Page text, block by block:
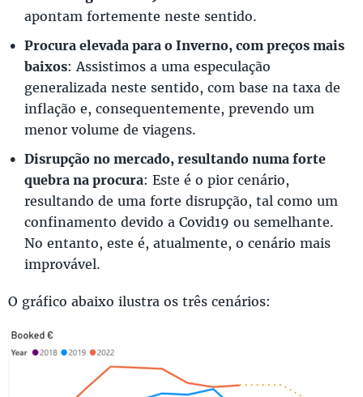
apontam fortemente neste sentido.
Procura elevada para o Inverno, com preços mais
baixos: Assistimos a uma especulação
generalizada neste sentido, com base na taxa de
inflação e, consequentemente, prevendo um
menor volume de viagens.
Disrupção no mercado, resultando numa forte
quebra na procura: Este é o pior cenário,
resultando de uma forte disrupção, tal como um
confinamento devido a Covid19 ou semelhante.
No entanto, este é, atualmente, o cenário mais
improvável.
O gráfico abaixo ilustra os três cenários: